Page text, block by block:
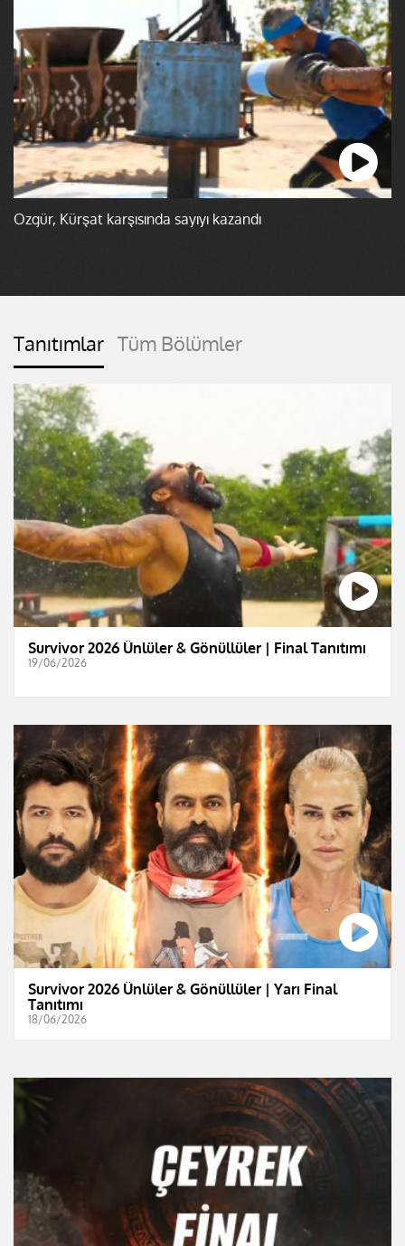
Özgür, Kürşat karşısında sayıyı kazandı
Tanıtımlar Tüm Bölümler
Survivor 2026 Ünlüler & Gönüllüler | Final Tanıtımı
19/06/2026
Survivor 2026 Ünlüler & Gönüllüler | Yarı Final
Tanıtımı
18/06/2026